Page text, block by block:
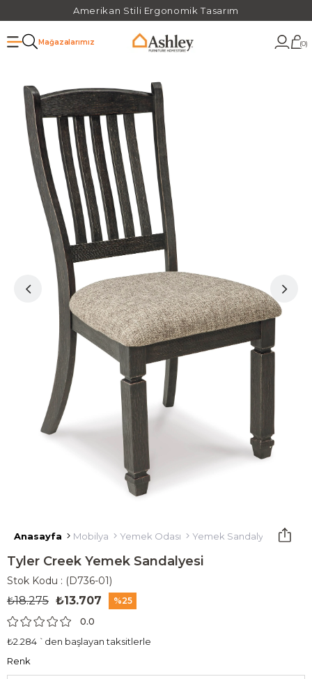
Amerikan Stili Ergonomik Tasarım
Mağazalarımız 0
Anasayfa Mobilya Yemek Odası Yemek Sandalyesi Tyler
Tyler Creek Yemek Sandalyesi
Stok Kodu (D736-01)
₺18.275 ₺13.707 25
0.0
₺2.284 `den başlayan taksitlerle
Renk